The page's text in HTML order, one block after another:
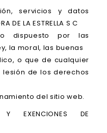
servicios y datos
DE LA ESTRELLA S C
dispuesto por las
la moral, las buenas
o que de cualquier
de los derechos
del sitio web.
EXENCIONES DE